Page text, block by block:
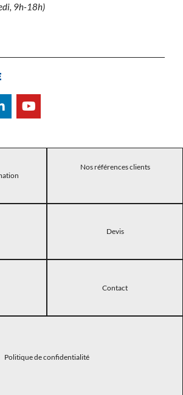
9h-18h)
Nos références clients
Devis
Contact
Politique de confidentialité